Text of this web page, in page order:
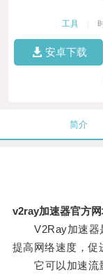
工具
安卓下载
简介
v2ray加速器官方
V2Ray加速器是
提高网络速度，促
它可以加速流量